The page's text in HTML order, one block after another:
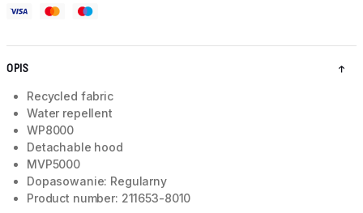
OPIS
Recycled fabric
Water repellent
WP8000
Detachable hood
MVP5000
Dopasowanie: Regularny
Product number: 211653-8010